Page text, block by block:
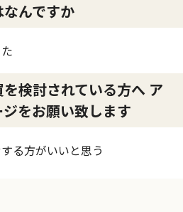
んですか
検討されている方へ ア
をお願い致します
る方がいいと思う